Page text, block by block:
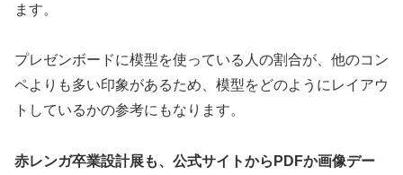
ます。
プレゼンボードに模型を使っている人の割合が、他のコン
ペよりも多い印象があるため、模型をどのようにレイアウ
トしているかの参考にもなります。
赤レンガ卒業設計展も、公式サイトからPDFか画像デー